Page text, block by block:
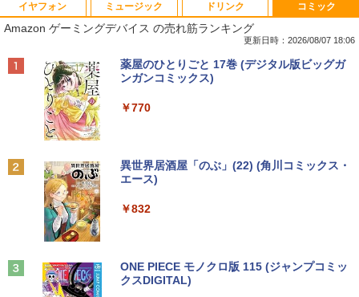
1
【中古】Panasonic Let's note SV8 CF-
SV8TDLVS【i5-8365U 8G 256G(SSD)
WiFi 12LCD(1920x1200)】【ECセンタ
ー】保証期間1ヶ月【ランクC】
￥22,980
ノートパソコン Lenovo ThinkPad L570
第6世代Core i5 メモリ16GB SSD256GB
カメラ DVD Bluetooth 15.6インチWind
【1500円OFFクーポン】【訳アリ】【W
1
中古パソコン | Dell | OptiPlex 3040 SFF
| Windows11 | デスクトップ | 一年保証 |
第6世代 | Core i5 6500 3.2(～最大3.6)G
Hz | MEM:8GB | HDD:500GB | DVDマル
チ | Win11Pro64Bit
2
貴重 英語/中国語/日本語版 WINDOWS X
P SP3 / WIN7 /WIN10 インストール（購
入時選択） シルアル RS232C 省スペー
5 3.1Gヘルツ以上 2Gメモリー DELL 7
1
【マラソンセール期間中ポイント5倍】中
古モニター 23.8インチ ワイド ノングレ
ア フルHD PHILIPS 243V7Q ブラック V
GA DVI HDMI スピーカー搭載 動作確認
済み 送料無料 30日保証
2
アースドリームス 厳選おまかせモニター
21.5型〜27型ワイド 【HDMI対応 / FULL
HD解像度】 大手メーカー液晶 (Dell/HP/
witch PS4 PS5対応 【整備済み中古品】
1
逆転バリバリバース 1 金のバリバコイン
2枚つき特装版 （コロコロコミックス） [
￥1,760
￥572
￥770
イヤフォン
Anker Soundcore P40i ブラック
Anker Soundcore P31i ブラック
Anker Soundcore Liberty 5 ミッドナイトブ
ラック
ミュージック
BRUCE WAYNE feat. Flo Milli, ATL Jacob
[Explicit]
￥250
BRUCE WAYNE feat. Flo Milli, ATL Jacob
[Explicit]
￥250
On My Road (Stadium ver.)
ドリンク
【Amazon.co.jp限定】 い・ろ・は・す 2L P
ET ラベルレス ×8本
￥1,112
by Amazon 天然水 ラベルレス 500ml ×24本
富士山の天然水 バナジウム含有 水 ミネラル
ットル (Smart Basic)
by Amazon 天然水ラベルレス 2L×9本
コミック
Amazon ゲーミングデバイス の売れ筋ランキング
更新日時：2026/08/07 18:06
薬屋のひとりごと 17巻 (デジタル版ビッグガ
ンガンコミックス)
￥770
異世界居酒屋「のぶ」(22) (角川コミックス・
エース)
￥832
ONE PIECE モノクロ版 115 (ジャンプコミッ
クスDIGITAL)